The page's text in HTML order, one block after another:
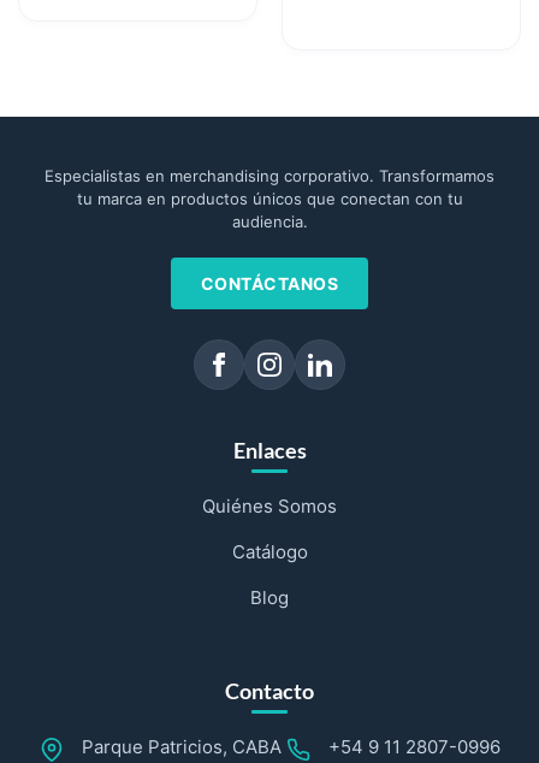
Especialistas en merchandising corporativo. Transformamos
tu marca en productos únicos que conectan con tu
audiencia.
CONTÁCTANOS
Enlaces
Quiénes Somos
Catálogo
Blog
Contacto
Parque Patricios, CABA +54 9 11 2807-0996